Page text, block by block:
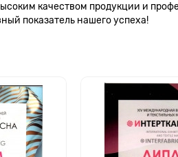
качеством продукции и
показатель нашего успеха!